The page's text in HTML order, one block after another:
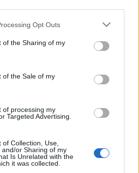
app uses one or more Google
or usage behaviour. You may click to
to Google and its third-party tags to
specified purposes in below Google
Opt Outs
of the Sharing of my
of the Sale of my
of processing my
Targeted Advertising.
Collection, Use,
and/or Sharing of my
Is Unrelated with the
it was collected.
MEGOSZTÁS